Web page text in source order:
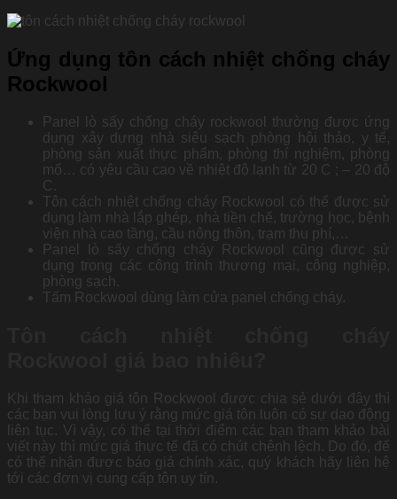
Ứng dụng tôn cách nhiệt chống cháy
Rockwool
Panel lò sấy chống cháy rockwool thường được ứng
dụng xây dựng nhà siêu sạch phòng hội thảo, y tế,
phòng sản xuất thực phẩm, phòng thí nghiệm, phòng
mổ… có yêu cầu cao về nhiệt độ lạnh từ 20 C ; – 20 độ
C.
Tôn cách nhiệt chống cháy Rockwool có thể được sử
dụng làm nhà lắp ghép, nhà tiền chế, trường học, bệnh
viện nhà cao tầng, cầu nông thôn, trạm thu phí,…
Panel lò sấy chống cháy Rockwool cũng được sử
dụng trong các công trình thương mại, công nghiệp,
phòng sạch.
Tấm Rockwool dùng làm cửa panel chống cháy.
Khi tham khảo giá tôn Rockwool được chia sẻ dưới đây thì
các bạn vui lòng lưu ý rằng mức giá tôn luôn có sự dao động
liên tục. Vì vậy, có thể tại thời điểm các bạn tham khảo bài
viết này thì mức giá thực tế đã có chút chênh lệch. Do đó, để
có thể nhận được báo giá chính xác, quý khách hãy liên hệ
tới các đơn vị cung cấp tôn uy tín.